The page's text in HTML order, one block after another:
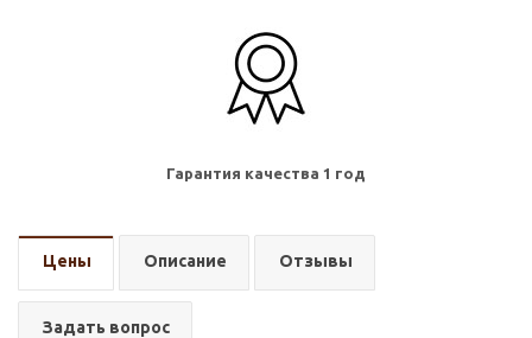
Гарантия качества 1 год
Цены Описание Отзывы
Задать вопрос